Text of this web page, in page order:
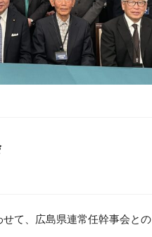
て、広島県連常任幹事会との